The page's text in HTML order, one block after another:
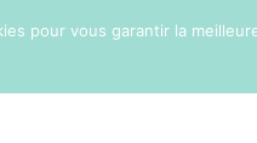
pour vous garantir la